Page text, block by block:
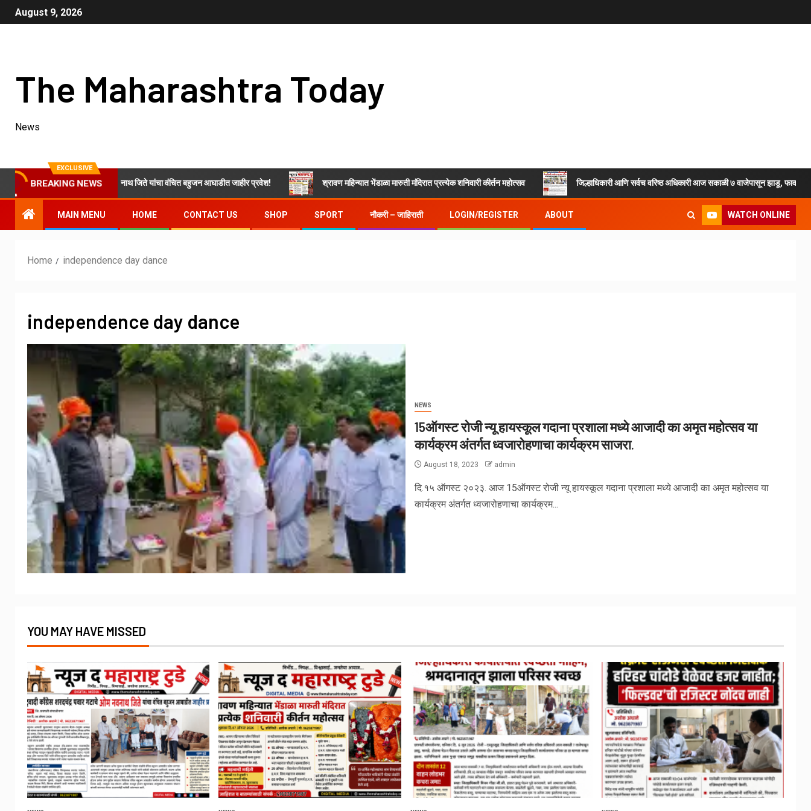
August 9, 2026
The Maharashtra Today
News
EXCLUSIVE
BREAKING NEWS
शरदचंद्र पवार गटाचे ओम नवनाथ जिते यांचा वंचित बहुजन आघाडीत जाहीर प्रवेश! श्रावण महिन्यात भेंडाळा मारुती मंदिरात प्रत्येक शनिवारी कीर्तन महोत्सव जिल्हाधिकारी आणि सर्वच वरिष्ठ अधिकारी आज सकाळी ७ वाजेपासून झाडू, फावडे, टोपल्या
MAIN MENU HOME CONTACT US SHOP SPORT नौकरी – जाहिराती LOGIN/REGISTER ABOUT WATCH ONLINE
Home independence day dance
independence day dance
NEWS
15ऑगस्ट रोजी न्यू हायस्कूल गदाना प्रशाला मध्ये आजादी का अमृत महोत्सव या
कार्यक्रम अंतर्गत ध्वजारोहणाचा कार्यक्रम साजरा.
August 18, 2023 admin
दि.१५ ऑगस्ट २०२३. आज 15ऑगस्ट रोजी न्यू हायस्कूल गदाना प्रशाला मध्ये आजादी का अमृत महोत्सव या
कार्यक्रम अंतर्गत ध्वजारोहणाचा कार्यक्रम...
YOU MAY HAVE MISSED